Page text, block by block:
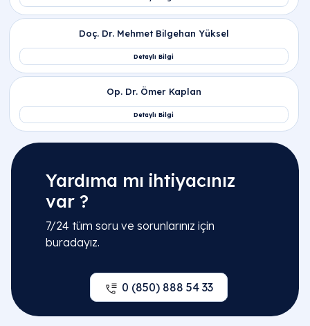
Sertleşme sorunu nasıl tedavi edilir ve modern
androloji yöntemleri nelerdir?
Sertleşme sorunu için ilaç tedavileri ve
sertleşme sorunu ilaç mekanizması nasıldır?
İleri evre sertleşme sorununda mutluluk
çubuğu (penil protez) ameliyatı nedir?
Sertleşme sorunu için hangi doktora ve hangi
Yardıma mı ihtiyacınız
var ?
7/24 tüm soru ve sorunlarınız için
buradayız.
0 (850) 888 54 33